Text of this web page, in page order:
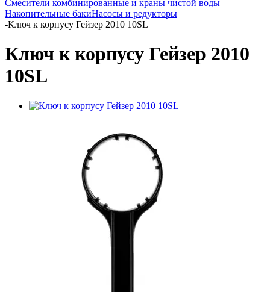
Смесители комбинированные и краны чистой воды
Накопительные бакиНасосы и редукторы
-Ключ к корпусу Гейзер 2010 10SL
Ключ к корпусу Гейзер 2010
10SL